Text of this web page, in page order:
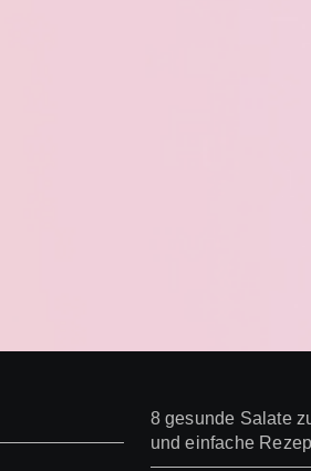
8 gesunde Salate
und einfache